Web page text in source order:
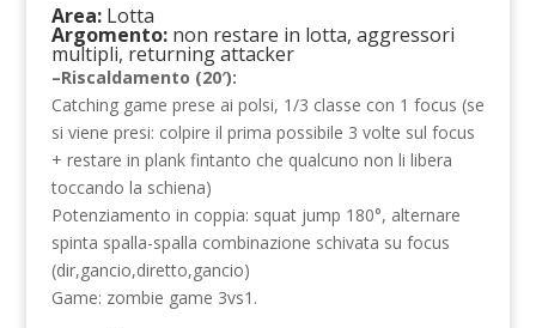
Area:Lotta
Argomento:non restare in lotta, aggressori
multipli, returning attacker
–Riscaldamento (20′):
Catching game prese ai polsi, 1/3 classe con 1 focus (se
si viene presi: colpire il prima possibile 3 volte sul focus
+ restare in plank fintanto che qualcuno non li libera
toccando la schiena)
Potenziamento in coppia: squat jump 180°, alternare
spinta spalla-spalla combinazione schivata su focus
(dir,gancio,diretto,gancio)
Game: zombie game 3vs1.